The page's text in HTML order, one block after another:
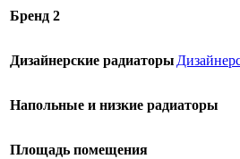
Бренд 2
Дизайнерские радиаторы
Напольные и низкие радиаторы
Площадь помещения